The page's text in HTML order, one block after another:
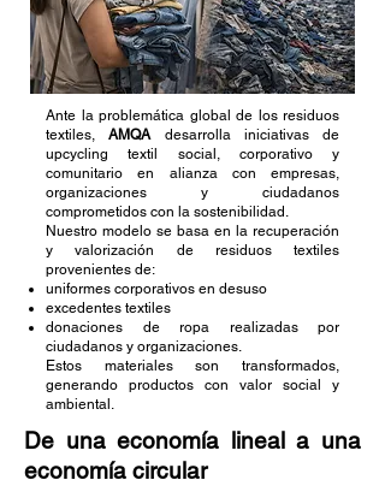
Ante la problemática global de los residuos
textiles,AMQAdesarrolla iniciativas de
upcycling textil social, corporativo y
comunitario en alianza con empresas,
organizaciones y ciudadanos
comprometidos con la sostenibilidad.
Nuestro modelo se basa en la recuperación
y valorización de residuos textiles
provenientes de:
uniformes corporativos en desuso
excedentes textiles
donaciones de ropa realizadas por
ciudadanos y organizaciones.
Estos materiales son transformados,
generando productos con valor social y
ambiental.
De una economía lineal a una
economía circular